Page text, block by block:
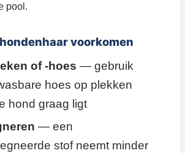
pool.
voorkomen
of -hoes — gebruik
hoes op plekken
hond graag ligt
— een
stof neemt minder